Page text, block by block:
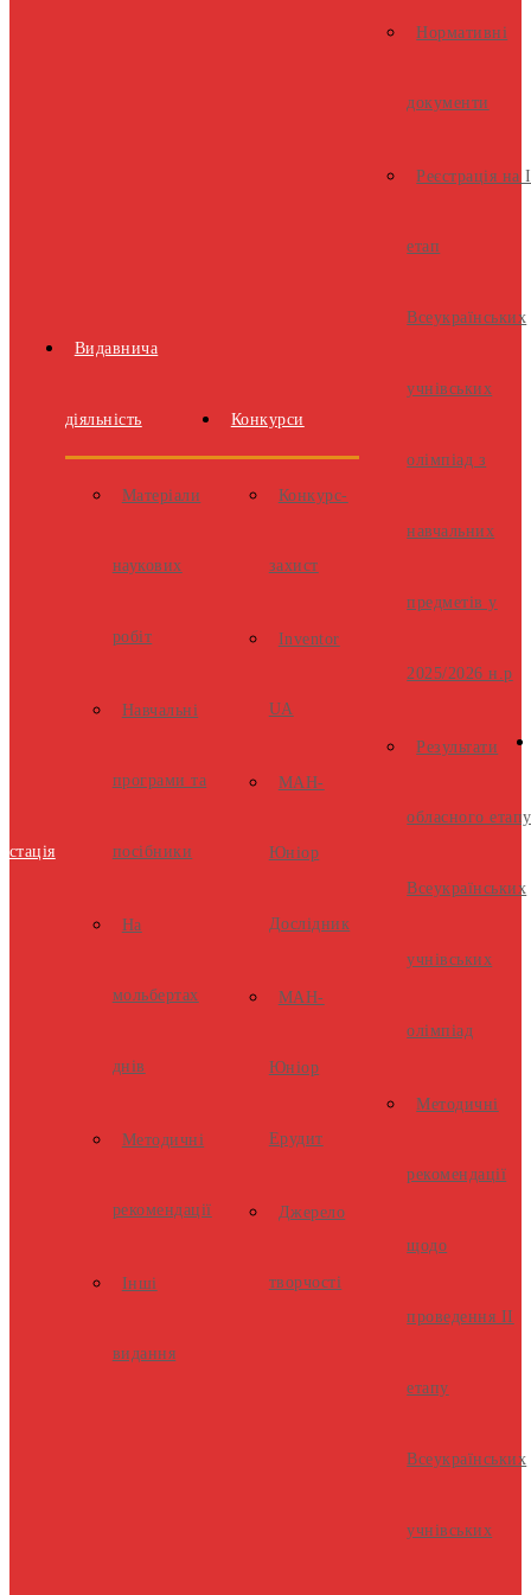
Видавнича
діяльність
Матеріали
наукових
робіт
Навчальні
програми та
посібники
На
мольбертах
днів
Методичні
рекомендації
Інші
видання
Конкурси
Конкурс-
захист
Inventor
UA
МАН-
Юніор
Дослідник
МАН-
Юніор
Ерудит
Джерело
творчості
Нормативні
документи
Реєстрація на І
етап
Всеукраїнських
учнівських
олімпіад з
навчальних
предметів у
2025/2026 н.р
Результати
обласного етапу
Всеукраїнських
учнівських
олімпіад
Методичні
рекомендації
щодо
проведення ІІ
етапу
Всеукраїнських
учнівських